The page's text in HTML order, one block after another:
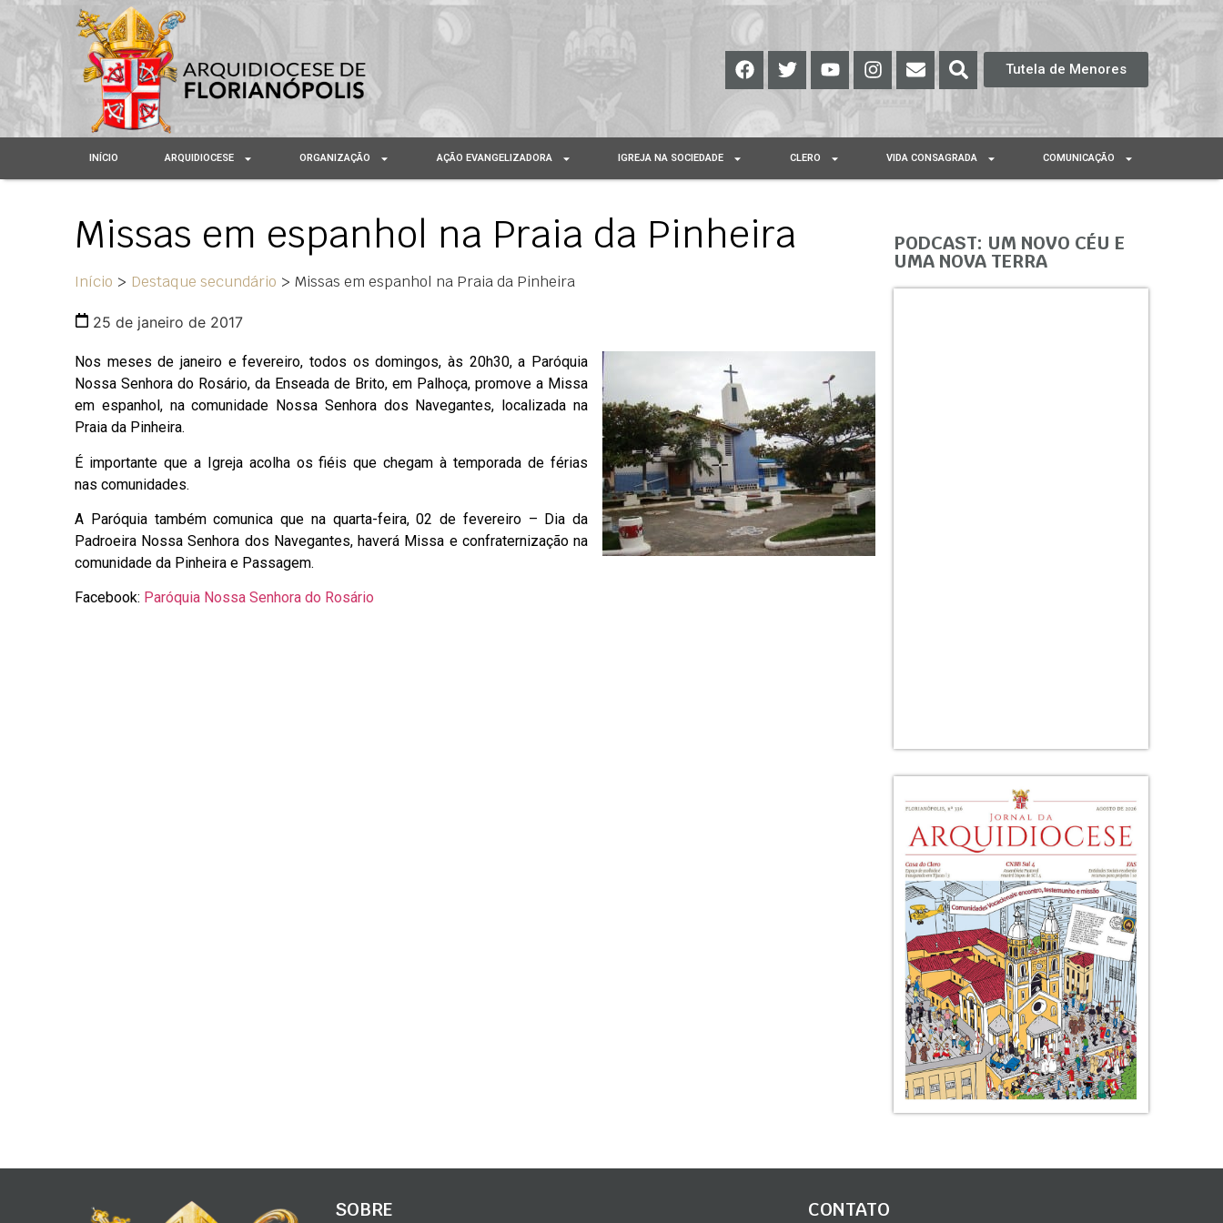
Tutela de Menores
INÍCIO ARQUIDIOCESE ORGANIZAÇÃO AÇÃO EVANGELIZADORA IGREJA NA SOCIEDADE CLERO VIDA CONSAGRADA COMUNICAÇÃO
Missas em espanhol na Praia da Pinheira
Início > Destaque secundário > Missas em espanhol na Praia da Pinheira
25 de janeiro de 2017
Nos meses de janeiro e fevereiro, todos os domingos, às 20h30, a Paróquia
Nossa Senhora do Rosário, da Enseada de Brito, em Palhoça, promove a Missa
em espanhol, na comunidade Nossa Senhora dos Navegantes, localizada na
Praia da Pinheira.
É importante que a Igreja acolha os fiéis que chegam à temporada de férias
nas comunidades.
A Paróquia também comunica que na quarta-feira, 02 de fevereiro – Dia da
Padroeira Nossa Senhora dos Navegantes, haverá Missa e confraternização na
comunidade da Pinheira e Passagem.
Facebook: Paróquia Nossa Senhora do Rosário
PODCAST: UM NOVO CÉU E
UMA NOVA TERRA
SOBRE CONTATO